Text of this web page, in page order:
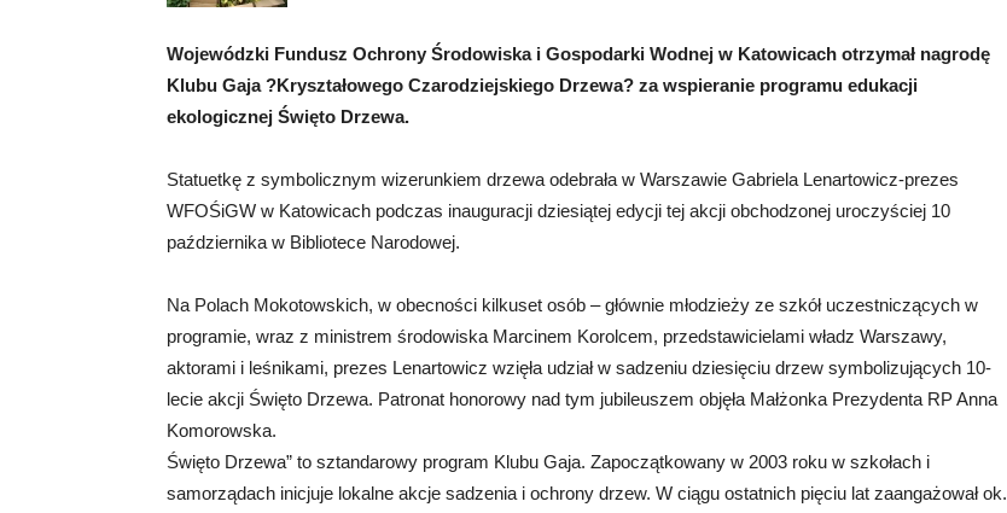
Abrys
Wojewódzki Fundusz Ochrony Środowiska i Gospodarki Wodnej w Katowicach otrzymał nagrodę
Klubu Gaja ?Kryształowego Czarodziejskiego Drzewa? za wspieranie programu edukacji
ekologicznej Święto Drzewa.
Statuetkę z symbolicznym wizerunkiem drzewa odebrała w Warszawie Gabriela Lenartowicz-prezes
WFOŚiGW w Katowicach podczas inauguracji dziesiątej edycji tej akcji obchodzonej uroczyściej 10
października w Bibliotece Narodowej.
Na Polach Mokotowskich, w obecności kilkuset osób – głównie młodzieży ze szkół uczestniczących w
programie, wraz z ministrem środowiska Marcinem Korolcem, przedstawicielami władz Warszawy,
aktorami i leśnikami, prezes Lenartowicz wzięła udział w sadzeniu dziesięciu drzew symbolizujących 10-
lecie akcji Święto Drzewa. Patronat honorowy nad tym jubileuszem objęła Małżonka Prezydenta RP Anna
Komorowska.
Święto Drzewa” to sztandarowy program Klubu Gaja. Zapoczątkowany w 2003 roku w szkołach i
samorządach inicjuje lokalne akcje sadzenia i ochrony drzew. W ciągu ostatnich pięciu lat zaangażował ok.